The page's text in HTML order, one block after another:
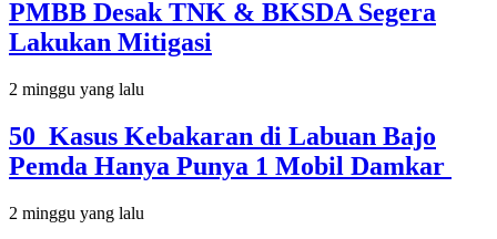
PMBB Desak TNK & BKSDA Segera
Lakukan Mitigasi
2 minggu yang lalu
50 Kasus Kebakaran di Labuan Bajo
Pemda Hanya Punya 1 Mobil Damkar
2 minggu yang lalu